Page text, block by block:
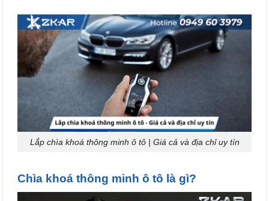
Lắp chìa khoá thông minh ô tô | Giá cả và địa chỉ uy tín
Chìa khoá thông minh ô tô là gì?